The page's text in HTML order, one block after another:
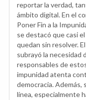
reportar la verdad,
ámbito digital. En el
Poner Fin a la
se destacó que casi
quedan sin resolver.
subrayó la necesidad
responsables de
impunidad atenta
democracia. Además,
línea, especialmente